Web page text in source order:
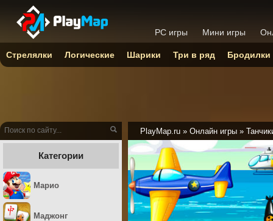
PlayMap.ru » Онлайн игры »
Категории
Марио
Маджонг
PC игры Мини игры
Стрелялки Логические Шарики Три в ряд Бродилки